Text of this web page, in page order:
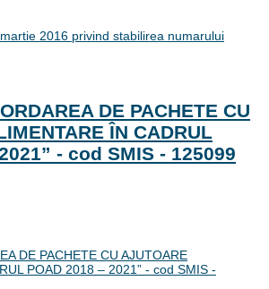
2016 privind stabilirea numarului
DE PACHETE CU
ÎN CADRUL
- cod SMIS - 125099
DE PACHETE CU AJUTOARE
POAD 2018 – 2021” - cod SMIS -